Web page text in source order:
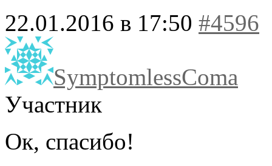
22.01.2016 в 17:50 #4596
SymptomlessComa
Участник
Ок, спасибо!